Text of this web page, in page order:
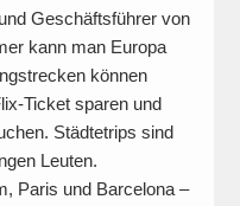
Geschäftsführer von
kann man Europa
können
Ticket sparen und
Städtetrips sind
Leuten.
Paris und Barcelona –